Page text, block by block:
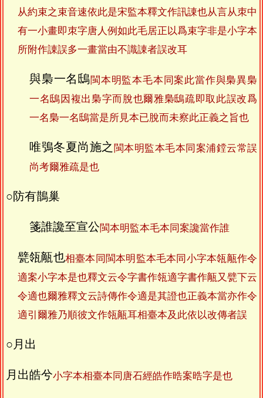
从約束之束音速依此是宋監本釋文作訊諌也从言从朿中
有一小畫即朿字唐人例如此毛居正以爲束字非是小字本
所附作諌誤多一畫當由不識諌者誤改耳
與梟一名鴟閩本明監本毛本同案此當作與梟異梟
一名鴟因複出梟字而脫也爾雅梟鴟疏即取此誤改爲
一名梟一名鴟當是所見本已脫而未察此正義之旨也
唯鴞冬夏尚施之 閩本明監本毛本同案浦鏜云常誤
尚考爾雅疏是也
○防有鵲巢
箋誰讒至宣公閩本明監本毛本同案讒當作誰
甓瓴甋也相臺本同閩本明監本毛本同小字本瓴甋作令
適案小字本是也釋文云令字書作瓴適字書作甋又甓下云
令適也爾雅釋文云詩傳作令適是其證也正義本當亦作令
適引爾雅乃順彼文作瓴甋耳相臺本及此依以改傳者誤
○月出
月出皓兮小字本相臺本同唐石經皓作晧案晧字是也